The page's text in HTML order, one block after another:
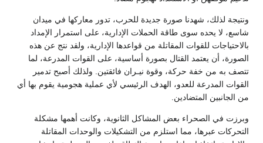
لذلك، شهدنا صورة جديدة للحرب، تدور معاركها في ميدان
لا يحده سوى طاقة الحملات الإدارية، على استمرار الإمداد
للقوات المقاتلة من قواعدها الإدارية، ولقد نتج عن هذه
أن يعتمد القتال بصورة أساسية، على القوات المدرعة، لما
به من خفة حركة، وقوة نيـران فائقتين. ولذلك أصبح تدمير
المدرعة للعدو، الهدف الرئيسي لأي عملية هجومية يقوم بها أي
الجانبين المتضادين.
في الصحراء بعض المشاكل الثانوية، وكانت أهمها مشكلة
عبرها، مما استلزم من التشكيلات والوحدات المقاتلة